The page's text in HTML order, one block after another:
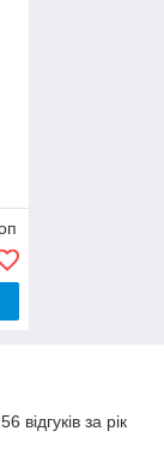
відгуків за рік